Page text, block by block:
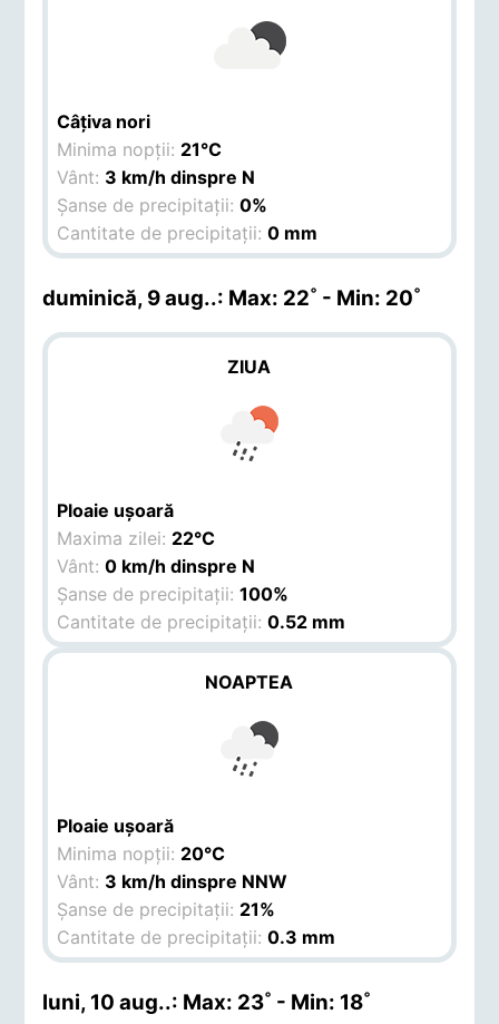
Câțiva nori
Minima nopții: 21°C
Vânt: 3 km/h dinspre N
Șanse de precipitații:0%
Cantitate de precipitații:0 mm
duminică, 9 aug..: Max: 22˚ - Min: 20˚
ZIUA
Ploaie ușoară
Maxima zilei: 22°C
Vânt:0 km/h dinspre N
Șanse de precipitații:100%
Cantitate de precipitații:0.52 mm
NOAPTEA
Ploaie ușoară
Minima nopții: 20°C
Vânt: 3 km/h dinspre NNW
Șanse de precipitații: 21%
Cantitate de precipitații:0.3 mm
luni, 10 aug..: Max: 23˚ - Min: 18˚